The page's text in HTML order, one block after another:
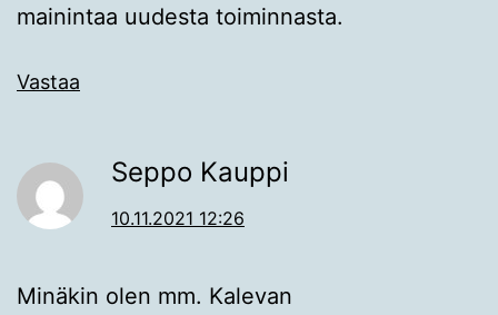
mainintaa uudesta toiminnasta.
Vastaa
Seppo Kauppi
10.11.2021 12:26
Minäkin olen mm. Kalevan